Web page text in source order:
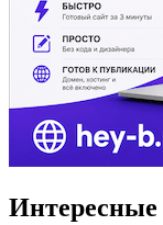
Интересные